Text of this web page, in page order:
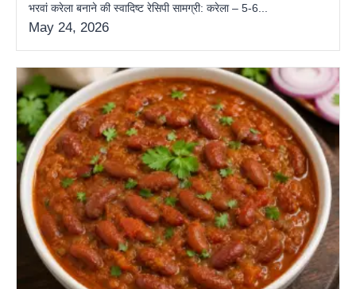
भरवां करेला बनाने की स्वादिष्ट रेसिपी सामग्री: करेला – 5-6...
May 24, 2026